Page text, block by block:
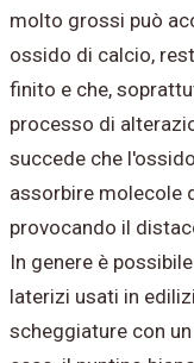
molto grossi può
ossido di calcio,
finito e che,
processo di
succede che
assorbire molecole
provocando il
In genere è
laterizi usati in
scheggiature con